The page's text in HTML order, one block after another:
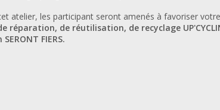
atelier, les participant seront amenés à favoriser votre
réparation, de réutilisation, de recyclage
FIERS.